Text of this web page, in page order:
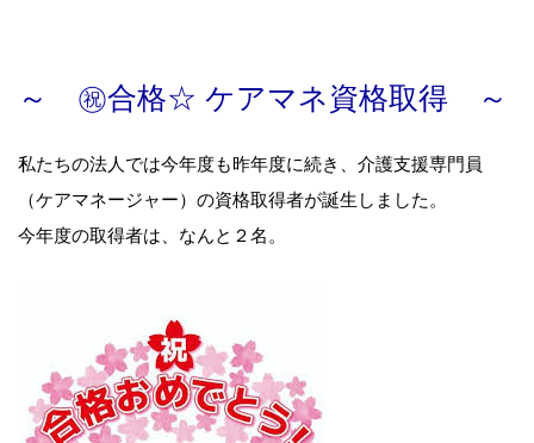
～ ㊗合格☆ ケアマネ資格取得 ～
私たちの法人では今年度も昨年度に続き、介護支援専門員
（ケアマネージャー）の資格取得者が誕生しました。
今年度の取得者は、なんと２名。